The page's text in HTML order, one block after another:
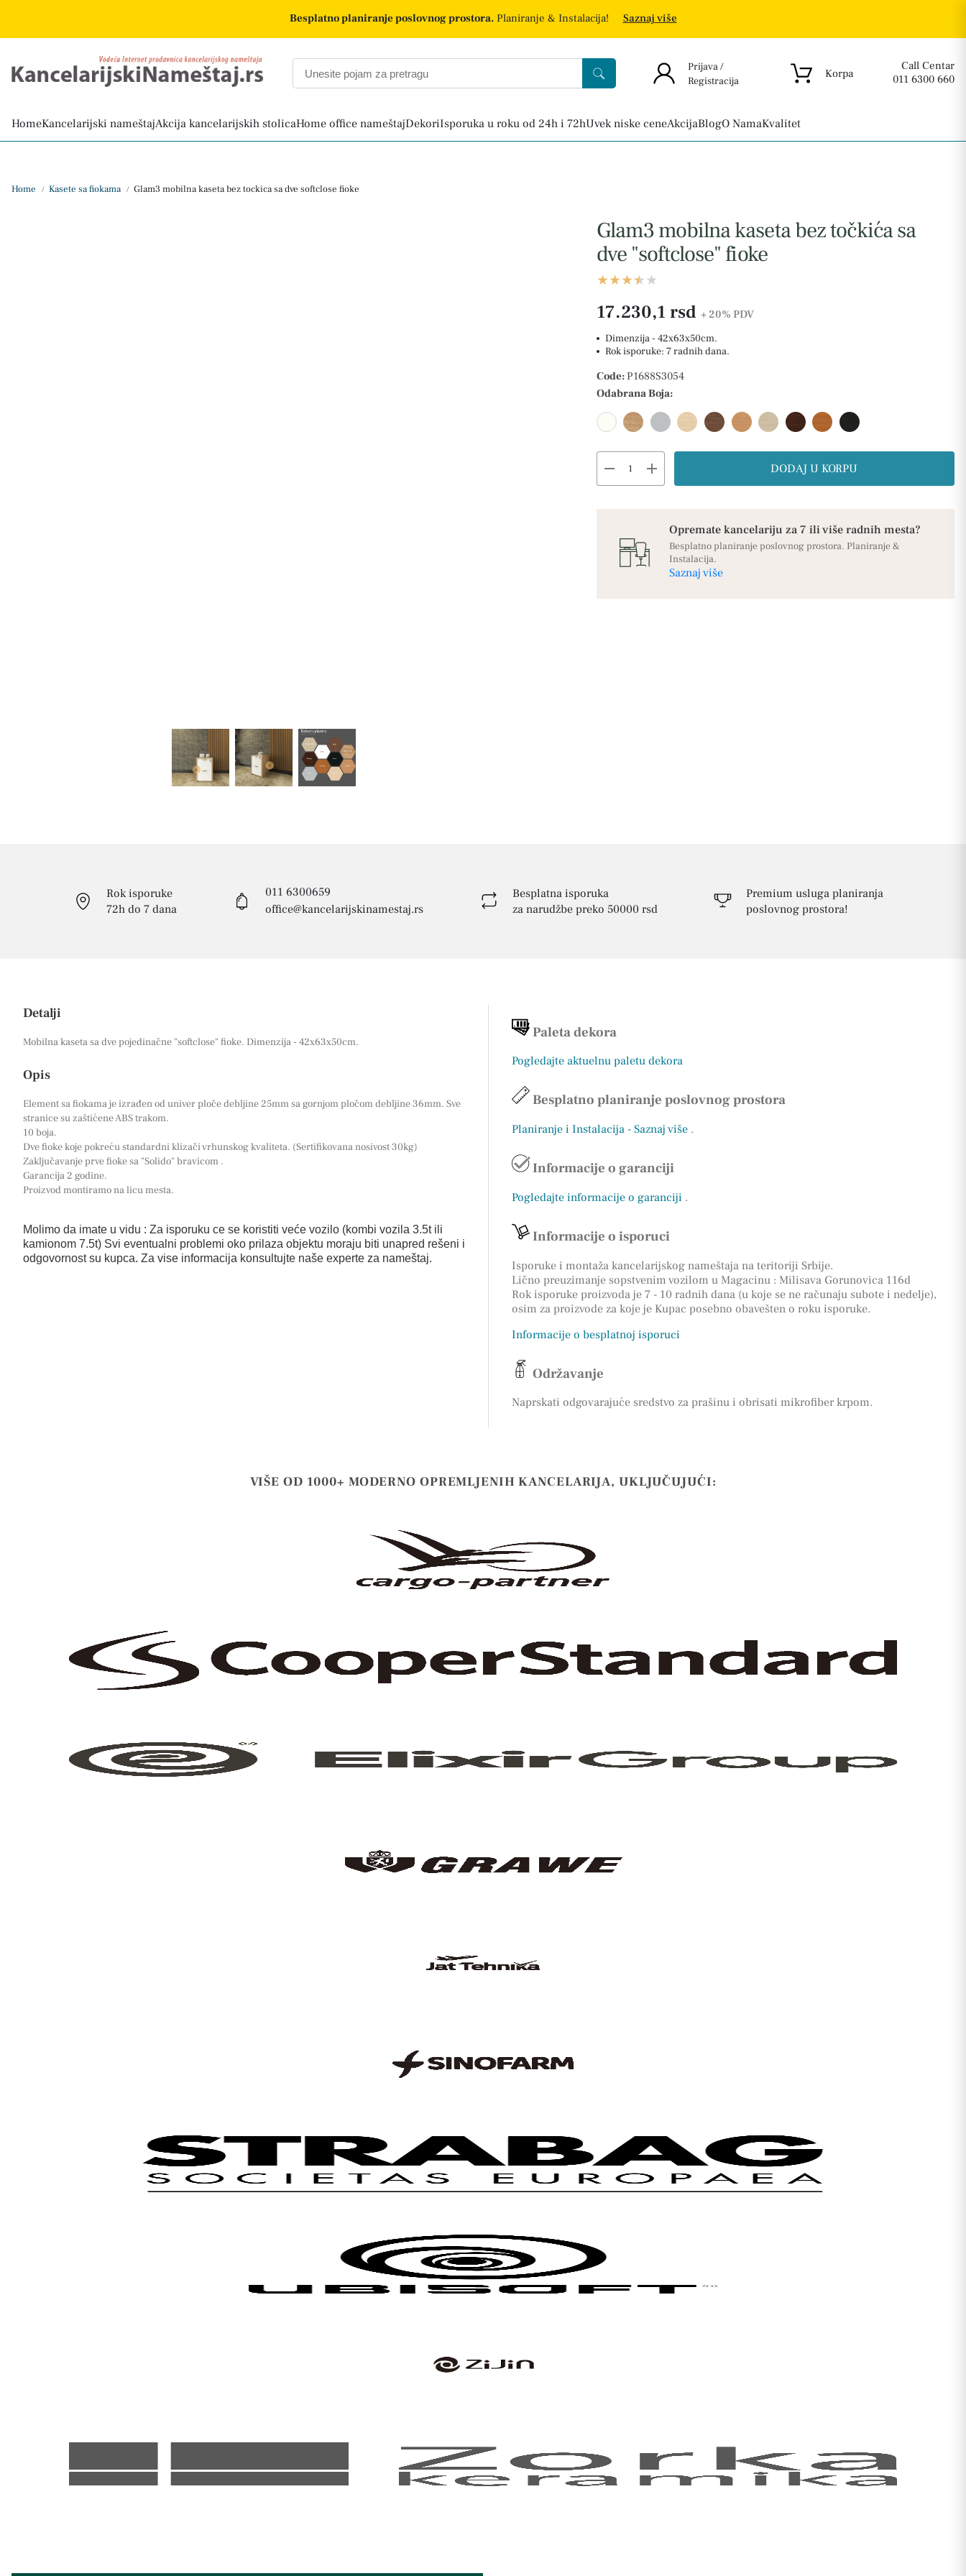
Besplatno planiranje poslovnog prostora.Planiranje & Instalacija! Saznaj više
Prijava /
Registracija
Korpa
Call Centar
011 6300 660
HomeKancelarijski nameštajAkcija kancelarijskih stolicaHome office nameštajDekoriIsporuka u roku od 24h i 72hUvek niske ceneAkcijaBlogO NamaKvalitet
Home / Kasete sa fiokama / Glam3 mobilna kaseta bez tockica sa dve softclose fioke
Glam3 mobilna kaseta bez točkića sa
dve "softclose" fioke
17.230,1 rsd + 20% PDV
Dimenzija - 42x63x50cm.
Rok isporuke: 7 radnih dana.
Code: P1688S3054
Odabrana Boja:
remove add DODAJ U KORPU
Opremate kancelariju za 7 ili više radnih mesta?
Besplatno planiranje poslovnog prostora. Planiranje &
Instalacija.
Saznaj više
Rok isporuke
72h do 7 dana
011 6300659
office@kancelarijskinamestaj.rs
Besplatna isporuka
za narudžbe preko 50000 rsd
Premium usluga planiranja
poslovnog prostora!
Detalji
Mobilna kaseta sa dve pojedinačne "softclose" fioke. Dimenzija - 42x63x50cm.
Opis
Element sa fiokama je izrađen od univer ploče debljine 25mm sa gornjom pločom debljine 36mm. Sve
stranice su zaštićene ABS trakom.
10 boja.
Dve fioke koje pokreću standardni klizači vrhunskog kvaliteta. (Sertifikovana nosivost 30kg)
Zaključavanje prve fioke sa "Solido" bravicom .
Garancija 2 godine.
Proizvod montiramo na licu mesta.
Molimo da imate u vidu : Za isporuku ce se koristiti veće vozilo (kombi vozila 3.5t ili
kamionom 7.5t) Svi eventualni problemi oko prilaza objektu moraju biti unapred rešeni i
odgovornost su kupca. Za vise informacija konsultujte naše experte za nameštaj.
Paleta dekora
Pogledajte aktuelnu paletu dekora
Besplatno planiranje poslovnog prostora
Planiranje i Instalacija - Saznaj više .
Informacije o garanciji
Pogledajte informacije o garanciji .
Informacije o isporuci
Isporuke i montaža kancelarijskog nameštaja na teritoriji Srbije.
Lično preuzimanje sopstvenim vozilom u Magacinu : Milisava Gorunovica 116d
Rok isporuke proizvoda je 7 - 10 radnih dana (u koje se ne računaju subote i nedelje),
osim za proizvode za koje je Kupac posebno obavešten o roku isporuke.
Informacije o besplatnoj isporuci
Održavanje
Naprskati odgovarajuće sredstvo za prašinu i obrisati mikrofiber krpom.
VIŠE OD 1000+ MODERNO OPREMLJENIH KANCELARIJA, UKLJUČUJUĆI: